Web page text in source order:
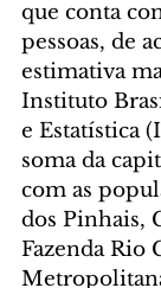
que conta
pessoas, de
estimativa
Instituto
e Estatística
soma da
com as
dos Pinhais,
Fazenda Rio